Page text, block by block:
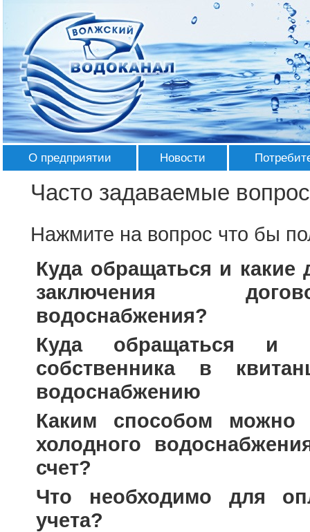
О предприятии
История
Структура
Аппарат
Используемые технологии
Контактная информация
Вакансии
Новости
Лента Новостей
Галерея
Награды
Правила
Тарифы и
Подать
Часто задаваемые
Нажмите на вопрос что бы
Куда обращаться и
заключения
водоснабжения?
Куда обращаться и
собственника в
водоснабжению
Каким способом можно
холодного
счет?
Что необходимо для
учета?